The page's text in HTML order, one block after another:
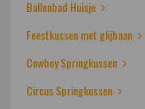
Ballenbad Huisje
Feestkussen met glijbaan
Cowboy Springkussen
Circus Springkussen